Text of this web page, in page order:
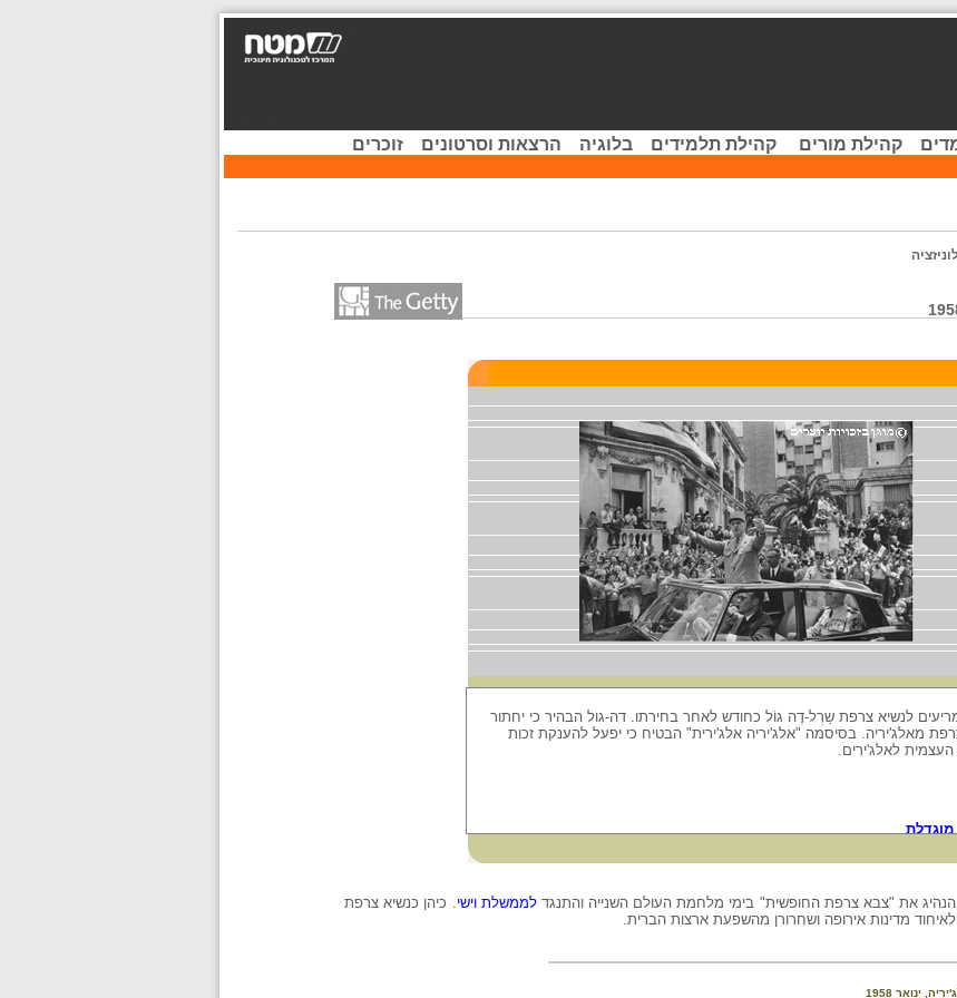
קהילת מורים קהילת תלמידים בלוגיה הרצאות וסרטונים זוכרים
לנשיא צרפת שַרְל-דֶה גוֹל כחודש לאחר בחירתו. דה-גול הבהיר כי יחתור
מאלג'יריה. בסיסמה "אלג'יריה אלג'ירית" הבטיח כי יפעל להענקת זכות
לאלג'ירים.
לממשלת וישי . כיהן כנשיא צרפת
ינואר 1958